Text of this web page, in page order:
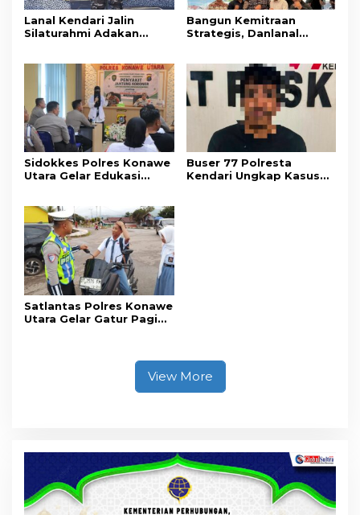
Lanal Kendari Jalin
Silaturahmi Adakan
Bangun Kemitraan
Strategis, Danlanal
Objektif dan Berimbang
Sidokkes Polres Konawe
Utara Gelar Edukasi
Kesadaran Personel
akan Pentingnya Hidup
Sehat
Buser 77 Polresta
Kendari Ungkap Kasus
Satlantas Polres Konawe
Utara Gelar Gatur Pagi
View More